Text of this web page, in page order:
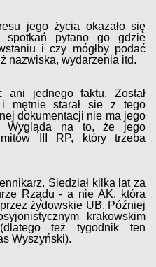
jego życia okazało się
spotkań pytano go gdzie
i czy mógłby podać
nazwiska, wydarzenia itd.
jednego faktu. Został
i mętnie starał sie z tego
dokumentacji nie ma jego
Wygląda na to, że jego
III RP, który trzeba
Siedział kilka lat za
Rządu - a nie AK, która
żydowskie UB. Później
krakowskim
też tygodnik ten
Wyszyński).